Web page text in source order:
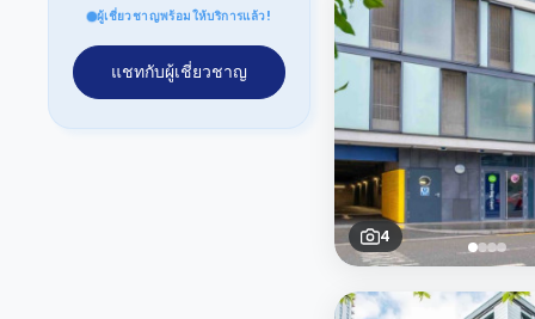
ผู้เชี่ยวชาญพร้อมให้บริการแล้ว!
แชทกับผู้เชี่ยวชาญ
4